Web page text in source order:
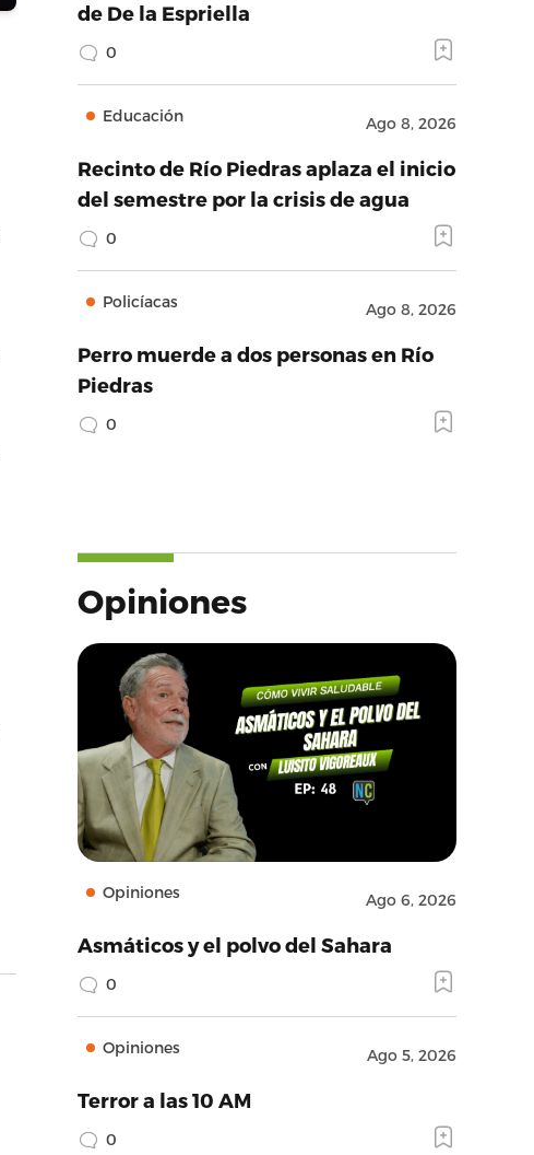
de De la Espriella
0
Educación Ago 8, 2026
Recinto de Río Piedras aplaza el inicio
del semestre por la crisis de agua
0
Policíacas Ago 8, 2026
Perro muerde a dos personas en Río
Piedras
0
Opiniones
Opiniones Ago 6, 2026
Asmáticos y el polvo del Sahara
0
Opiniones Ago 5, 2026
Terror a las 10 AM
0